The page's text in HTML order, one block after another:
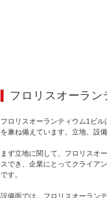
フロリスオーラ
フロリスオーランティウム1ビ
を兼ね備えています。立地、設
まず立地に関して、フロリスオ
スでき、企業にとってクライア
です。
設備面では、フロリスオーラン